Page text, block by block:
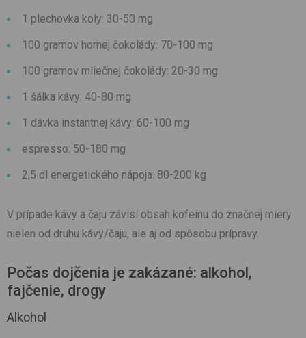
1 plechovka koly: 30-50 mg
100 gramov hornej čokolády: 70-100 mg
100 gramov mliečnej čokolády: 20-30 mg
1 šálka kávy: 40-80 mg
1 dávka instantnej kávy: 60-100 mg
espresso: 50-180 mg
2,5 dl energetického nápoja: 80-200 kg
V prípade kávy a čaju závisí obsah kofeínu do značnej miery
nielen od druhu kávy/čaju, ale aj od spôsobu prípravy.
Počas dojčenia je zakázané: alkohol,
fajčenie, drogy
Alkohol